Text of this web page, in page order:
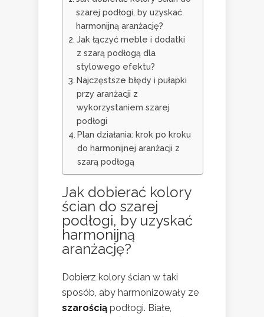
szarej podłogi, by uzyskać
harmonijną aranżację?
Jak łączyć meble i dodatki
z szarą podłogą dla
stylowego efektu?
Najczęstsze błędy i pułapki
przy aranżacji z
wykorzystaniem szarej
podłogi
Plan działania: krok po kroku
do harmonijnej aranżacji z
szarą podłogą
Jak dobierać kolory
ścian do szarej
podłogi, by uzyskać
harmonijną
aranżację?
Dobierz kolory ścian w taki
sposób, aby harmonizowały ze
szarością podłogi. Białe,